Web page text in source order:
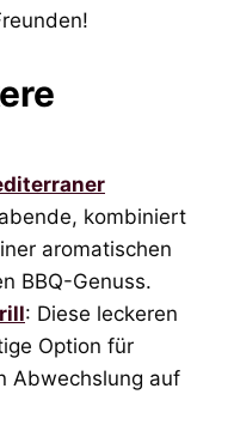
kombiniert
aromatischen
BBQ-Genuss.
: Diese leckeren
Option für
Abwechslung auf